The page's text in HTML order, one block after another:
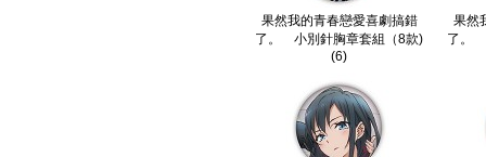
果然我的青春戀愛喜劇搞錯
了。 小別針胸章套組（8款)
(6)
果然
了。